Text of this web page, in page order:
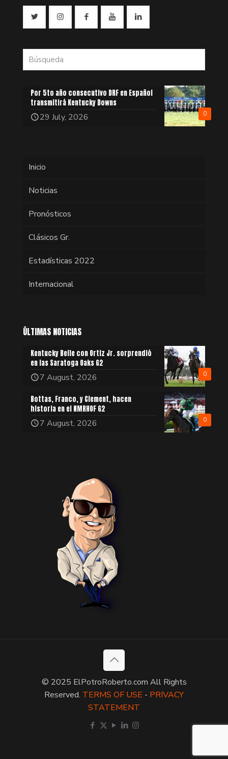
0
Por 5to año consecutivo DRF en Español
transmitirá Kentucky Downs
29 July, 2026
Inicio
Noticias
Pronósticos
Clásicos Gr.
Estadísticas 2022
Internacional
ÚLTIMAS NOTICIAS
0
Kentucky Belle con Ortiz Jr. sorprendió
en las Saratoga Oaks G2
7 August, 2026
0
Bottas, Franco, y Clement, hacen
historia en el NMRHOF G2
7 August, 2026
© 2025 ElPotroRoberto.com All Rights
Reserved. TERMS OF USE - PRIVACY
STATEMENT